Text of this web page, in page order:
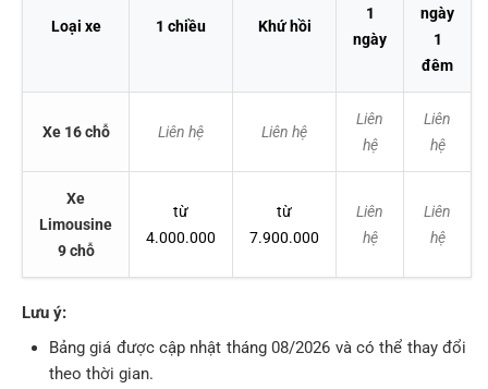
Loại xe 1 chiều Khứ hồi
1
ngày
ngày
1
đêm
Xe 16 chỗ Liên hệ Liên hệ
Liên
hệ
Liên
hệ
Xe
Limousine
9 chỗ
từ
4.000.000
từ
7.900.000
Liên
hệ
Liên
hệ
Lưu ý:
Bảng giá được cập nhật tháng 08/2026 và có thể thay đổi
theo thời gian.